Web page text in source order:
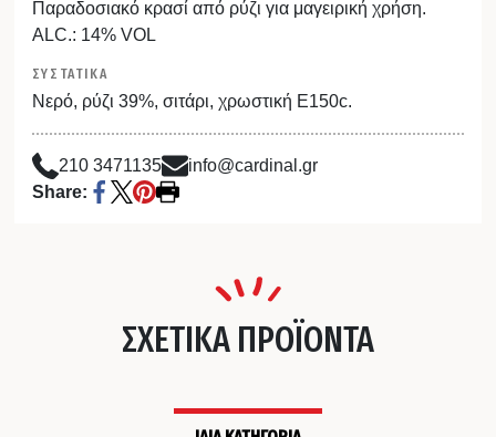
Παραδοσιακό κρασί από ρύζι για μαγειρική χρήση.
ALC.: 14% VOL
ΣΥΣΤΑΤΙΚΑ
Νερό, ρύζι 39%, σιτάρι, χρωστική Ε150c.
210 3471135
info@cardinal.gr
Share:
ΣΧΕΤΙΚΑ ΠΡΟΪΟΝΤΑ